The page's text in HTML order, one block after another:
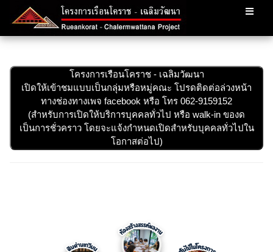
โครงการเรือนโคราช - เฉลิมวัฒนา
เปิดให้เข้าชมแบบเป็นกลุ่มหรือหมู่คณะ โปรดติดต่อล่วงหน้า
ทางช่องทางเพจ facebook หรือ โทร 062-9159152
(สำหรับการเปิดให้บริการบุคคลทั่วไป หรือ walk-in ของด
เป็นการชั่วคราว โดยจะแจ้งกำหนดเปิดสำหรับบุคคลทั่วไปใน
โอกาสต่อไป)